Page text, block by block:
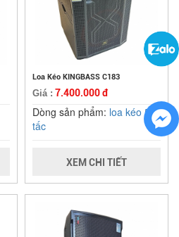
Loa Kéo KINGBASS C183
Giá : 7.400.000 đ
Dòng sản phẩm: loa kéo 5
tấc
XEM CHI TIẾT